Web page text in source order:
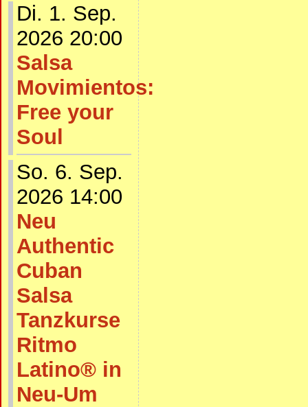
Di. 1. Sep.
2026 20:00
Salsa
Movimientos:
Free your
Soul
So. 6. Sep.
2026 14:00
Neu
Authentic
Cuban
Salsa
Tanzkurse
Ritmo
Latino® in
Neu-Um